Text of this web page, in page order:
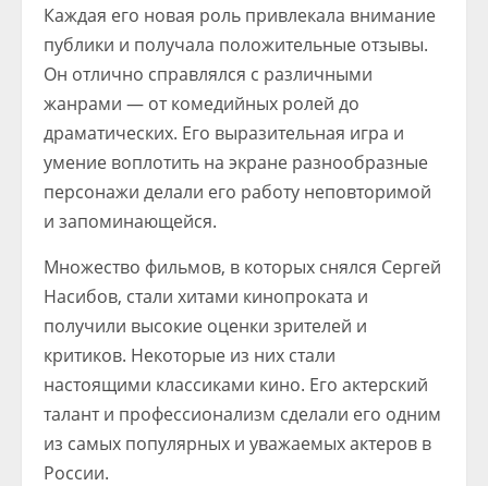
Каждая его новая роль привлекала внимание
публики и получала положительные отзывы.
Он отлично справлялся с различными
жанрами — от комедийных ролей до
драматических. Его выразительная игра и
умение воплотить на экране разнообразные
персонажи делали его работу неповторимой
и запоминающейся.
Множество фильмов, в которых снялся Сергей
Насибов, стали хитами кинопроката и
получили высокие оценки зрителей и
критиков. Некоторые из них стали
настоящими классиками кино. Его актерский
талант и профессионализм сделали его одним
из самых популярных и уважаемых актеров в
России.